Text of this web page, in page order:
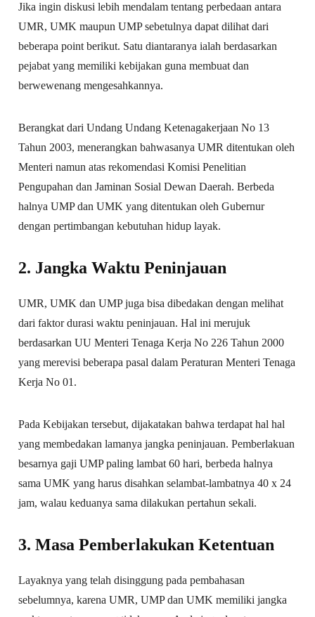
Jika ingin diskusi lebih mendalam tentang perbedaan antara
UMR, UMK maupun UMP sebetulnya dapat dilihat dari
beberapa point berikut. Satu diantaranya ialah berdasarkan
pejabat yang memiliki kebijakan guna membuat dan
berwewenang mengesahkannya.
Berangkat dari Undang Undang Ketenagakerjaan No 13
Tahun 2003, menerangkan bahwasanya UMR ditentukan oleh
Menteri namun atas rekomendasi Komisi Penelitian
Pengupahan dan Jaminan Sosial Dewan Daerah. Berbeda
halnya UMP dan UMK yang ditentukan oleh Gubernur
dengan pertimbangan kebutuhan hidup layak.
2. Jangka Waktu Peninjauan
UMR, UMK dan UMP juga bisa dibedakan dengan melihat
dari faktor durasi waktu peninjauan. Hal ini merujuk
berdasarkan UU Menteri Tenaga Kerja No 226 Tahun 2000
yang merevisi beberapa pasal dalam Peraturan Menteri Tenaga
Kerja No 01.
Pada Kebijakan tersebut, dijakatakan bahwa terdapat hal hal
yang membedakan lamanya jangka peninjauan. Pemberlakuan
besarnya gaji UMP paling lambat 60 hari, berbeda halnya
sama UMK yang harus disahkan selambat-lambatnya 40 x 24
jam, walau keduanya sama dilakukan pertahun sekali.
3. Masa Pemberlakukan Ketentuan
Layaknya yang telah disinggung pada pembahasan
sebelumnya, karena UMR, UMP dan UMK memiliki jangka